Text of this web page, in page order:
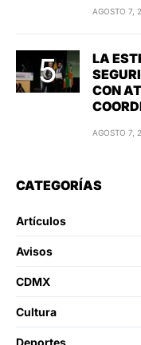
AGOSTO 7,
LA
CON
AGOSTO 7,
CATEGORÍAS
Artículos
Avisos
CDMX
Cultura
Deportes